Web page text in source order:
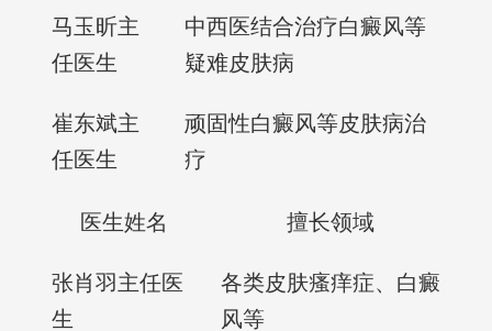
马玉昕主
任医生
中西医结合治疗白癜风等
疑难皮肤病
崔东斌主
任医生
顽固性白癜风等皮肤病治
疗
医生姓名 擅长领域
张肖羽主任医
生
各类皮肤瘙痒症、白癜
风等